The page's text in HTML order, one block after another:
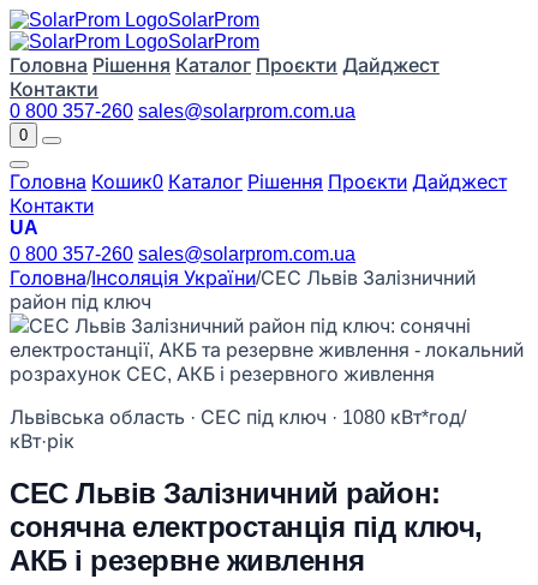
SolarProm
SolarProm
Головна Рішення Каталог Проєкти Дайджест
Контакти
0 800 357-260 sales@solarprom.com.ua
0
Головна Кошик0 Каталог Рішення Проєкти Дайджест
Контакти
UA
0 800 357-260 sales@solarprom.com.ua
Головна/Інсоляція України/СЕС Львів Залізничний
район під ключ
Львівська область · СЕС під ключ · 1080 кВт*год/
кВт·рік
СЕС Львів Залізничний район:
сонячна електростанція під ключ,
АКБ і резервне живлення